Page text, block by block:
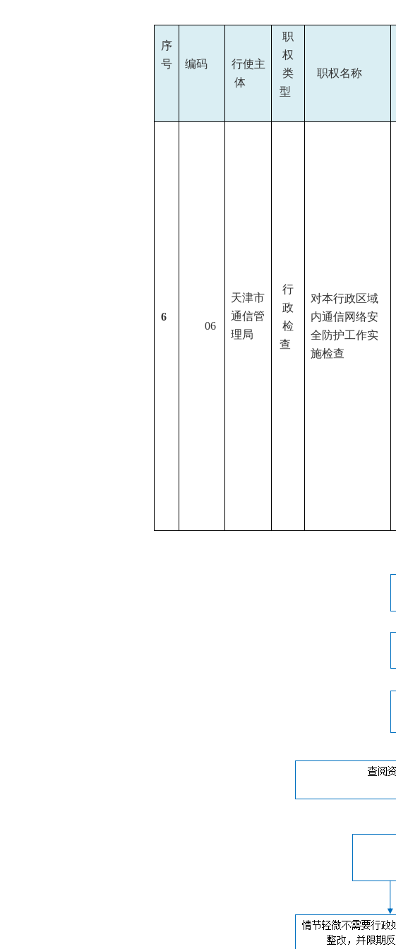
序
号
编码
行使主
体
职
权
类
型
职权名称
6
06
天津市
通信管
理局
行
政
检
查
对本行政区域
内通信网络安
全防护工作实
施检查